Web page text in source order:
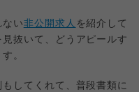
い非公開求人 を紹介して
抜いて、どうアピールす
。
してくれて、普段書類に